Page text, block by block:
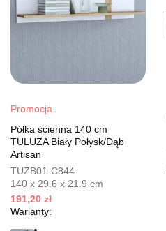
Promocja
Półka ścienna 140 cm
TULUZA Biały Połysk/Dąb
Artisan
TUZB01-C844
140 x 29.6 x 21.9 cm
191,20 zł
Warianty: